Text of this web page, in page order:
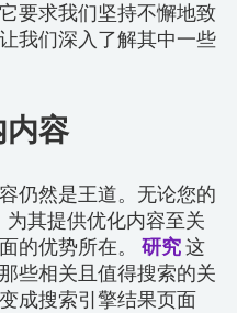
要求我们坚持不懈地致
我们深入了解其中一些
内容
仍然是王道。无论您的
为其提供优化内容至关
的优势所在。 研究这
些相关且值得搜索的关
成搜索引擎结果页面